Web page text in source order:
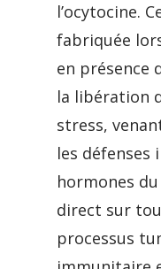
l’ocytocine.
fabriquée
en présence
la libération
stress,
les défenses
hormones
direct sur
processus